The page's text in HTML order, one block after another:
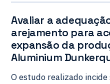
Avaliar a
arejamento para
expansão da
Aluminium
O estudo realizado incide